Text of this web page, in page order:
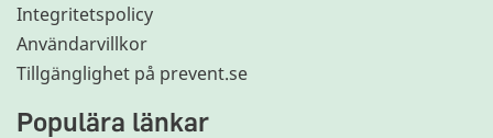
Integritetspolicy
Användarvillkor
Tillgänglighet på prevent.se
Populära länkar